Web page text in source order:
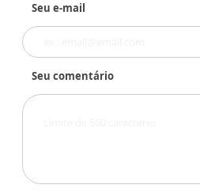
Seu e-mail
Seu comentário